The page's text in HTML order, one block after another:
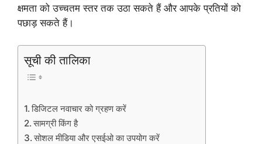
क्षमता को उच्चतम स्तर तक उठा सकते हैं और आपके प्रतियों को
पछाड़ सकते हैं।
सूची की तालिका
डिजिटल नवाचार को ग्रहण करें
सामग्री किंग है
सोशल मीडिया और एसईओ का उपयोग करें